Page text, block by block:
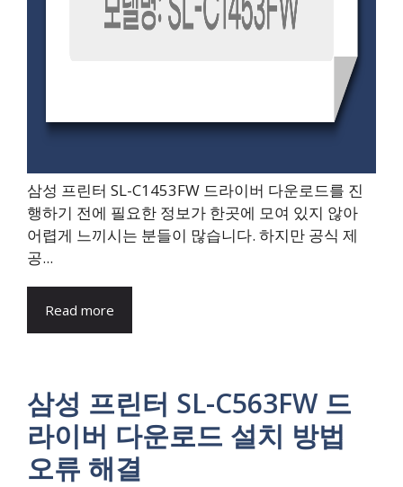
삼성 프린터 SL-C1453FW 드라이버 다운로드를 진
행하기 전에 필요한 정보가 한곳에 모여 있지 않아
어렵게 느끼시는 분들이 많습니다. 하지만 공식 제
공...
Read more
삼성 프린터 SL-C563FW 드
라이버 다운로드 설치 방법
오류 해결